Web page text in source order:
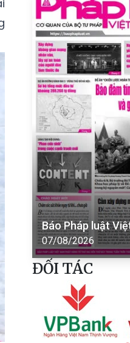
Báo Pháp luật
07/08/2026
ĐỐI TÁC